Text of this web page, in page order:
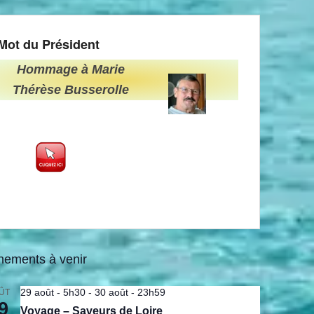
du Président
Hommage à Marie
Thérèse Busserolle
à venir
29 août - 5h30 - 30 août - 23h59
Voyage – Saveurs de Loire